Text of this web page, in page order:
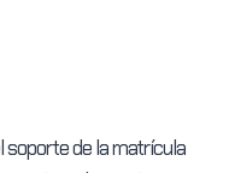
soporte de la matrícula